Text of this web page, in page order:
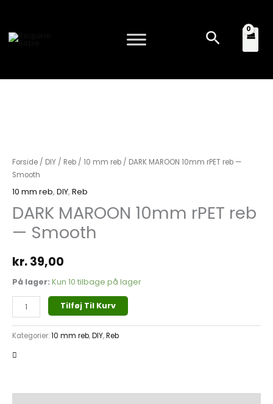
indholdet
Søg
Forside / DIY / Reb / 10 mm reb / DARK MAROON 10mm rPET reb —
Smooth
10 mm reb, DIY, Reb
DARK MAROON 10mm rPET reb
— Smooth
kr.39,00
På lager: Kun 10 tilbage på lager
MAROON
10mm
rPET
—
Smooth
Tilføj Til Kurv
Kategorier:10 mm reb,DIY,Reb